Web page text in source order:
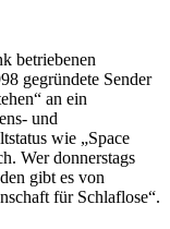
betriebenen
gegründete Sender
an ein
und
wie „Space
Wer donnerstags
gibt es von
für Schlaf­lose“.